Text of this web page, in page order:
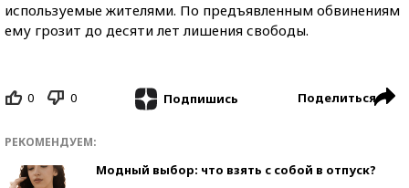
используемые жителями. По предъявленным обвинениям
ему грозит до десяти лет лишения свободы.
0 0 Подпишись Поделиться
РЕКОМЕНДУЕМ:
Модный выбор: что взять с собой в отпуск?